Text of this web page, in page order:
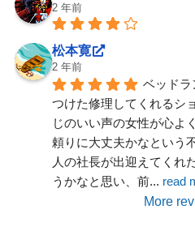
2 年前
松本寛
2 年前
ベッドラ
つけた修理してくれるシ
じのいい声の女性が心よ
頼りに大丈夫かなという
人の社長が出迎えてくれ
うかなと思い、前... read
More